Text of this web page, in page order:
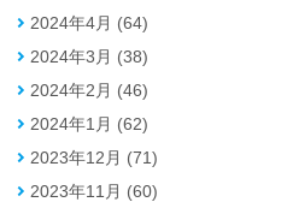
2024年4月 (64)
2024年3月 (38)
2024年2月 (46)
2024年1月 (62)
2023年12月 (71)
2023年11月 (60)